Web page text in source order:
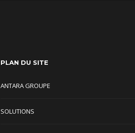
PLAN DU SITE
ANTARA GROUPE
SOLUTIONS